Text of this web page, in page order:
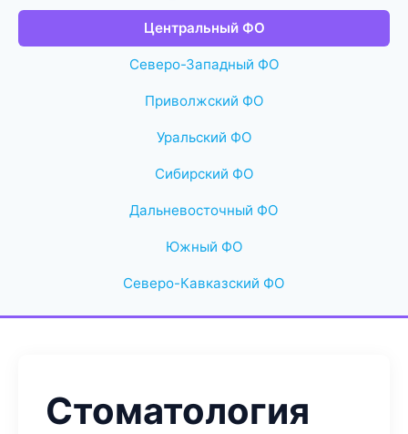
Центральный ФО
Северо-Западный ФО
Приволжский ФО
Уральский ФО
Сибирский ФО
Дальневосточный ФО
Южный ФО
Северо-Кавказский ФО
Стоматология